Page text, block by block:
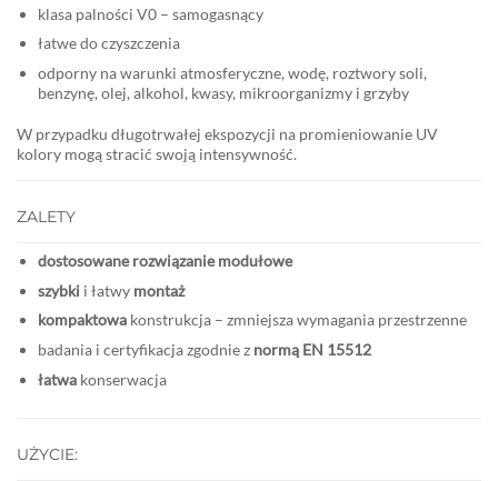
klasa palności V0 – samogasnący
łatwe do czyszczenia
odporny na warunki atmosferyczne, wodę, roztwory soli,
benzynę, olej, alkohol, kwasy, mikroorganizmy i grzyby
W przypadku długotrwałej ekspozycji na promieniowanie UV
kolory mogą stracić swoją intensywność.
ZALETY
dostosowane rozwiązanie modułowe
szybkii łatwy montaż
kompaktowakonstrukcja – zmniejsza wymagania przestrzenne
badania i certyfikacja zgodnie z normą EN 15512
łatwakonserwacja
UŻYCIE: